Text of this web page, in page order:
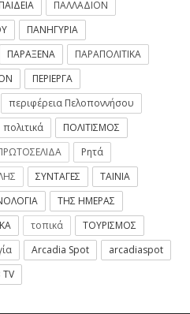
ΠΑΙΔΕΙΑ
ΠΑΛΛΑΔΙΟΝ
ΠΑΝΗΓΥΡΙΑ
ΠΑΡΑΞΕΝΑ
ΠΑΡΑΠΟΛΙΤΙΚΑ
ΠΕΡΙΕΡΓΑ
περιφέρεια Πελοποννήσου
πολιτικά
ΠΟΛΙΤΙΣΜΟΣ
Ρητά
ΣΥΝΤΑΓΕΣ
ΤΑΙΝΙΑ
ΤΗΣ ΗΜΕΡΑΣ
τοπικά
ΤΟΥΡΙΣΜΟΣ
Arcadia Spot
arcadiaspot
TV